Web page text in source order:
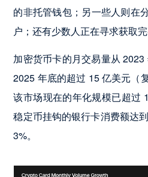
的非托管钱包；另一些人则在
户；还有少数人正在寻求获取完
加密货币卡的月交易量从
2025 年底的超过 15 亿美元（
该市场现在的年化规模已超过
稳定币挂钩的银行卡消费额达
3%。